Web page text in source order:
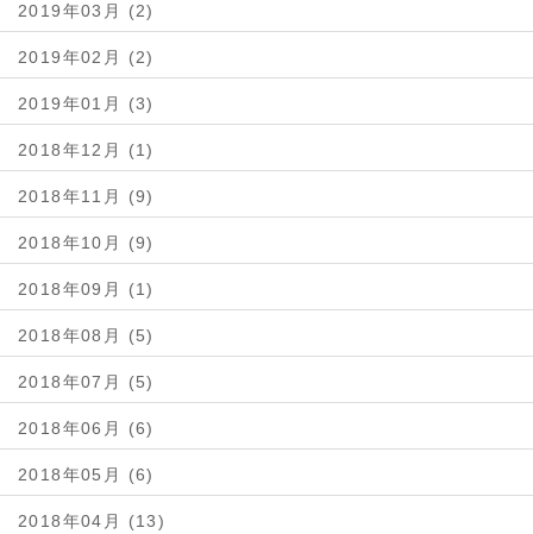
2019年03月 (2)
2019年02月 (2)
2019年01月 (3)
2018年12月 (1)
2018年11月 (9)
2018年10月 (9)
2018年09月 (1)
2018年08月 (5)
2018年07月 (5)
2018年06月 (6)
2018年05月 (6)
2018年04月 (13)